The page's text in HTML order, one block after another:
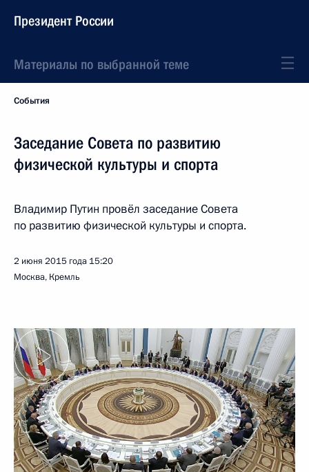
Президент России
Материалы по выбранной теме
События
Заседание Совета по развитию
физической культуры и спорта
Владимир Путин провёл заседание Совета
по развитию физической культуры и спорта.
2 июня 2015 года 15:20
Москва, Кремль